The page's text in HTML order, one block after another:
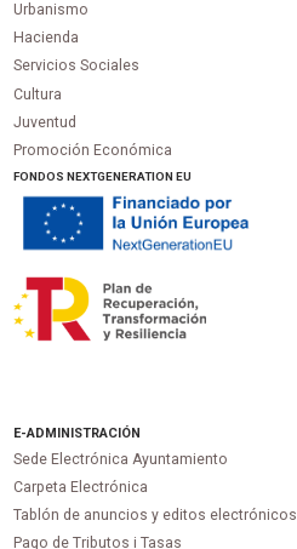
Urbanismo
Hacienda
Servicios Sociales
Cultura
Juventud
Promoción Económica
FONDOS NEXTGENERATION EU
E-ADMINISTRACIÓN
Sede Electrónica Ayuntamiento
Carpeta Electrónica
Tablón de anuncios y editos electrónicos
Pago de Tributos i Tasas